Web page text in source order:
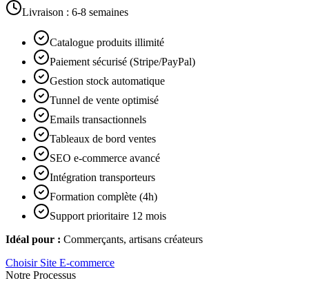
Livraison : 6-8 semaines
Catalogue produits illimité
Paiement sécurisé (Stripe/PayPal)
Gestion stock automatique
Tunnel de vente optimisé
Emails transactionnels
Tableaux de bord ventes
SEO e-commerce avancé
Intégration transporteurs
Formation complète (4h)
Support prioritaire 12 mois
Idéal pour : Commerçants, artisans créateurs
Choisir Site E-commerce
Notre Processus